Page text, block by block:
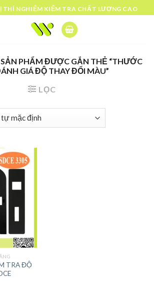
THÍ NGHIỆM KIỂM TRA CHẤT LƯỢNG CAO
SẢN PHẨM ĐƯỢC GẮN THẺ “THƯỚC
GIÁ ĐỘ THAY ĐỔI MÀU”
LỌC
TRA ĐỘ